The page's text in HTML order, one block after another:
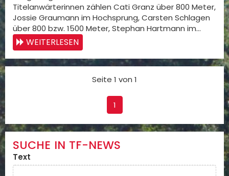
Titelanwärterinnen zählen Cati Granz über 800 Meter,
Jossie Graumann im Hochsprung, Carsten Schlagen
über 800 bzw. 1500 Meter, Stephan Hartmann im…
WEITERLESEN
Seite 1 von 1
1
SUCHE IN TF-NEWS
Text